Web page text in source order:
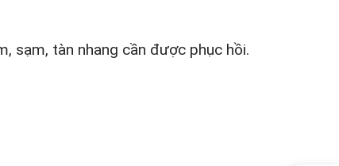
sạm, tàn nhang cần được phục hồi.